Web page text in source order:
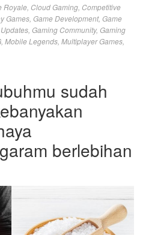
Royale Cloud Gaming Competitive
Games Game Development, Game
Gaming Community, Gaming
Mobile Legends Multiplayer Games
sudah
berlebihan